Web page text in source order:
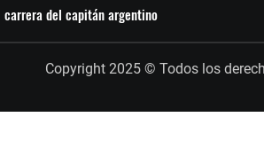
carrera del capitán argentino
Copyright 2025 © Todos los